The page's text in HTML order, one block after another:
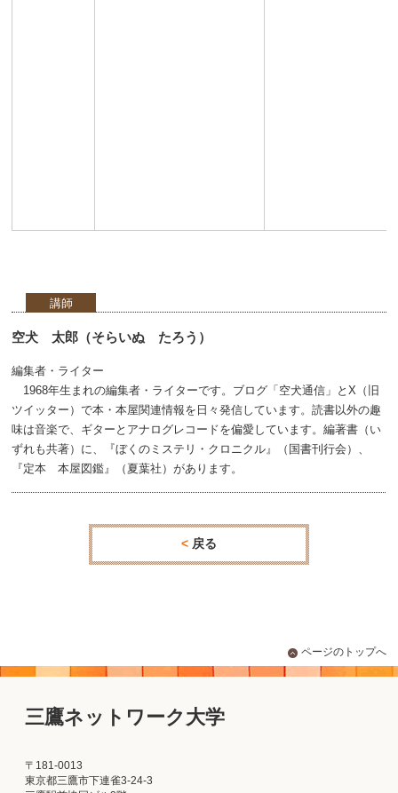
講師
空犬 太郎（そらいぬ たろう）
編集者・ライター
1968年生まれの編集者・ライターです。ブログ「空犬通信」とX（旧
ツイッター）で本・本屋関連情報を日々発信しています。読書以外の趣
味は音楽で、ギターとアナログレコードを偏愛しています。編著書（い
ずれも共著）に、『ぼくのミステリ・クロニクル』（国書刊行会）、
『定本 本屋図鑑』（夏葉社）があります。
戻る
ページのトップへ
三鷹ネットワーク大学
〒181-0013
東京都三鷹市下連雀3-24-3